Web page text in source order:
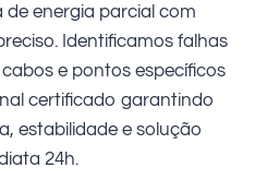
de energia parcial com
Identificamos falhas
e pontos específicos
certificado garantindo
estabilidade e solução
24h.